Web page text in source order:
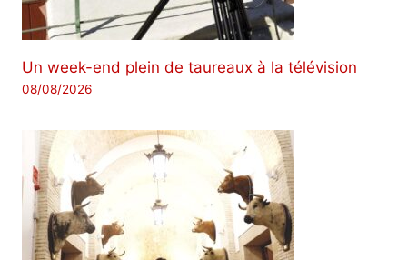
Un week-end plein de taureaux à la télévision
08/08/2026